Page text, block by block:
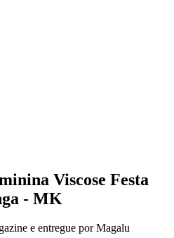
Viscose Festa
- MK
e entregue por Magalu